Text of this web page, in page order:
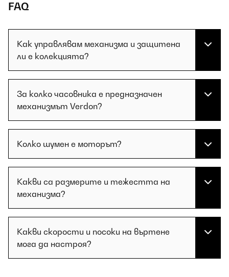
FAQ
Как управлявам механизма и защитена
ли е колекцията?
За колко часовника е предназначен
механизмът Verdon?
Колко шумен е моторът?
Какви са размерите и тежестта на
механизма?
Какви скорости и посоки на въртене
мога да настроя?